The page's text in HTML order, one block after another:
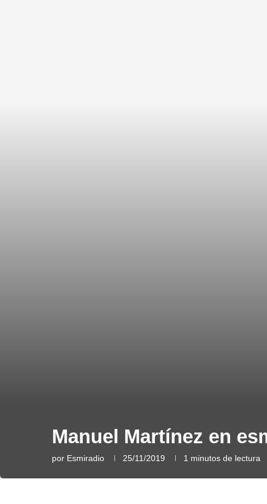
Manuel Martínez en
por Esmiradio 25/11/2019 1 minutos de lectura